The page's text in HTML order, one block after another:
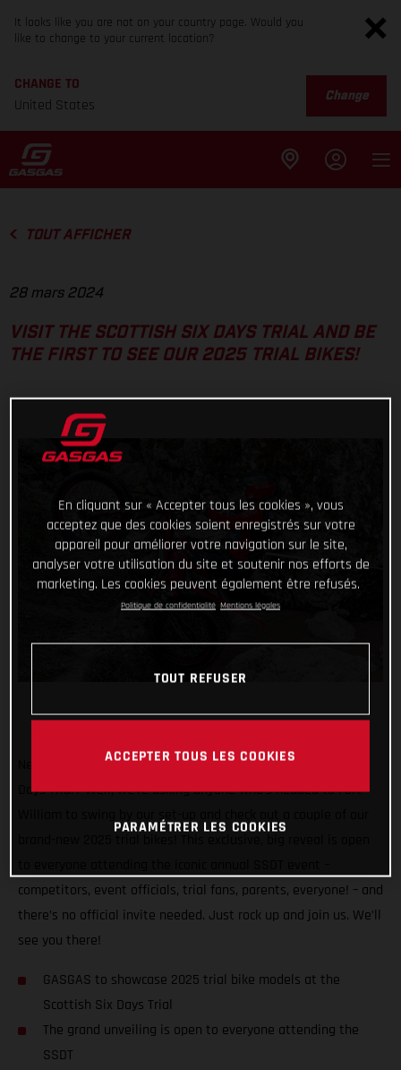
It looks like you are not on your country page. Would you
like to change to your current location?
CHANGE TO
United States
Change
TOUT AFFICHER
28 mars 2024
VISIT THE SCOTTISH SIX DAYS TRIAL AND BE
THE FIRST TO SEE OUR 2025 TRIAL BIKES!
Need another great reason to attend the 2024 Scottish Six
Days Trial? Well, we’re asking anyone who’s headed to Fort
William to swing by our set-up and check out a couple of our
competitors, event officials, trial fans, parents, everyone! – and
there’s no official invite needed. Just rock up and join us. We’ll
see you there!
GASGAS to showcase 2025 trial bike models at the
Scottish Six Days Trial
The grand unveiling is open to everyone attending the
SSDT
En cliquant sur « Accepter tous les cookies », vous
acceptez que des cookies soient enregistrés sur votre
appareil pour améliorer votre navigation sur le site,
analyser votre utilisation du site et soutenir nos efforts de
marketing. Les cookies peuvent également être refusés.
Politique de confidentialité Mentions légales
TOUT REFUSER
ACCEPTER TOUS LES COOKIES
PARAMÉTRER LES COOKIES